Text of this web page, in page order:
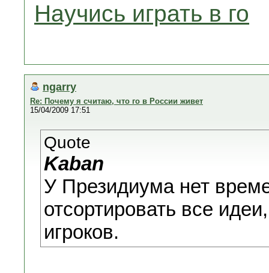
Научись играть в го
ngarry
Re: Почему я считаю, что го в России живет
15/04/2009 17:51
Quote
Kaban
У Президиума нет
отсортировать все
игроков.